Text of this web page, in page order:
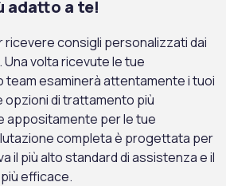
adatto a te!
ricevere consigli personalizzati dai
volta ricevute le tue
team esaminerà attentamente i tuoi
opzioni di trattamento più
appositamente per le tue
completa è progettata per
il più alto standard di assistenza e il
efficace.